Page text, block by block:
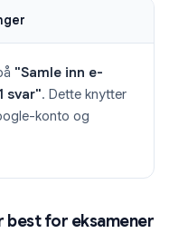
"Samle inn e-
svar". Dette knytter
konto og
best for eksamener